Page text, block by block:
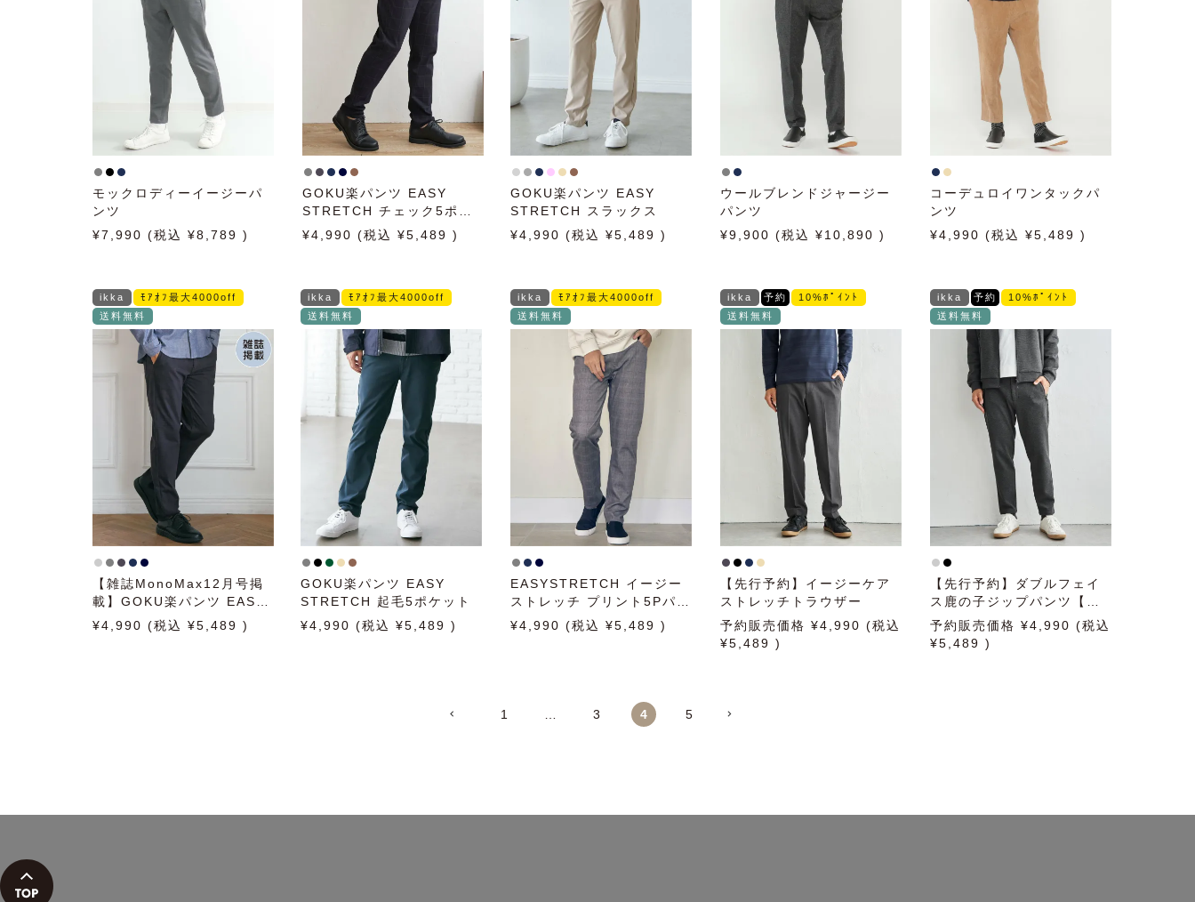
モックロディーイージーパ
ンツ
7,990
8,789
GOKU楽パンツ EASY
STRETCH チェック5ポケ
ット
4,990 5,489
GOKU楽パンツ EASY
STRETCH スラックス
4,990
5,489
ウールブレンドジャージー
パンツ
9,900
10,890
コーデュロイワンタックパ
ンツ
4,990
5,489
ikka
ﾓｱｵﾌ最大4000off
送料無料
【雑誌MonoMax12月号掲
載】GOKU楽パンツ EASY
STRETCH 起毛チェック5
ポケット【親子コーデ】
4,990 5,489
ikka
ﾓｱｵﾌ最大4000off
送料無料
GOKU楽パンツ EASY
STRETCH 起毛5ポケット
4,990
5,489
ikka
ﾓｱｵﾌ最大4000off
送料無料
EASYSTRETCH イージー
ストレッチ プリント5Pパン
ツ4,990 5,489
ikka 予約
10%ﾎﾟｲﾝﾄ
送料無料
【先行予約】イージーケア
ストレッチトラウザー
予約販売価格
4,990
5,489
ikka 予約
10%ﾎﾟｲﾝﾄ
送料無料
【先行予約】ダブルフェイ
ス鹿の子ジップパンツ【セ
ットアップ対応】
予約販売価格
4,990
5,489
1 … 3 4 5